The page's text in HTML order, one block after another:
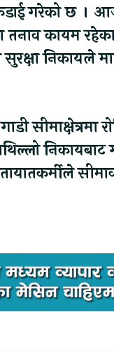
गरेको छ ।
कायम
निकायले